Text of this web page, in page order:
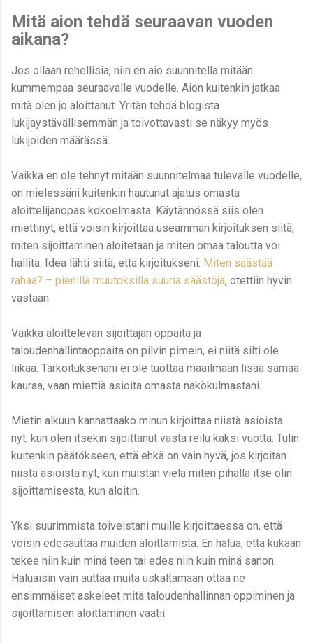
Mitä aion tehdä seuraavan vuoden
aikana?
Jos ollaan rehellisiä, niin en aio suunnitella mitään
kummempaa seuraavalle vuodelle. Aion kuitenkin jatkaa
mitä olen jo aloittanut. Yritän tehdä blogista
lukijaystävällisemmän ja toivottavasti se näkyy myös
lukijoiden määrässä.
Vaikka en ole tehnyt mitään suunnitelmaa tulevalle vuodelle,
on mielessäni kuitenkin hautunut ajatus omasta
aloittelijanopas kokoelmasta. Käytännössä siis olen
miettinyt, että voisin kirjoittaa useamman kirjoituksen siitä,
miten sijoittaminen aloitetaan ja miten omaa taloutta voi
hallita. Idea lähti siitä, että kirjoitukseni: Miten säästää
rahaa? – pienillä muutoksilla suuria säästöjä, otettiin hyvin
vastaan.
Vaikka aloittelevan sijoittajan oppaita ja
taloudenhallintaoppaita on pilvin pimein, ei niitä silti ole
liikaa. Tarkoituksenani ei ole tuottaa maailmaan lisää samaa
kauraa, vaan miettiä asioita omasta näkökulmastani.
Mietin alkuun kannattaako minun kirjoittaa niistä asioista
nyt, kun olen itsekin sijoittanut vasta reilu kaksi vuotta. Tulin
kuitenkin päätökseen, että ehkä on vain hyvä, jos kirjoitan
niistä asioista nyt, kun muistan vielä miten pihalla itse olin
sijoittamisesta, kun aloitin.
Yksi suurimmista toiveistani muille kirjoittaessa on, että
voisin edesauttaa muiden aloittamista. En halua, että kukaan
tekee niin kuin minä teen tai edes niin kuin minä sanon.
Haluaisin vain auttaa muita uskaltamaan ottaa ne
ensimmäiset askeleet mitä taloudenhallinnan oppiminen ja
sijoittamisen aloittaminen vaatii.